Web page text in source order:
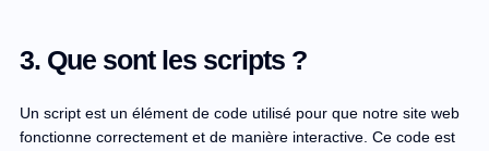
3. Que sont les scripts ?
Un script est un élément de code utilisé pour que notre site web
fonctionne correctement et de manière interactive. Ce code est